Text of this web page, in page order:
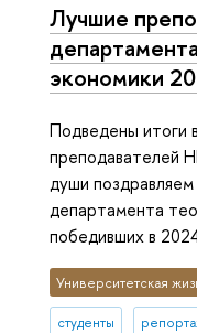
Лучшие
экономики
Подведены итоги
преподавателей
души
департамента
победивших в
Университетская
студенты